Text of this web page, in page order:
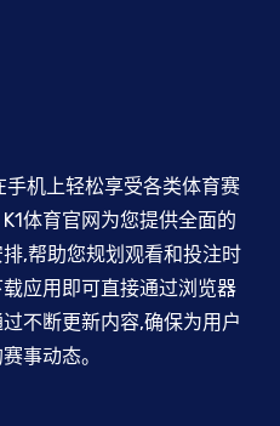
手机上轻松享受各类体育赛
体育官网为您提供全面的
,帮助您规划观看和投注时
应用即可直接通过浏览器
不断更新内容,确保为用户
事动态。